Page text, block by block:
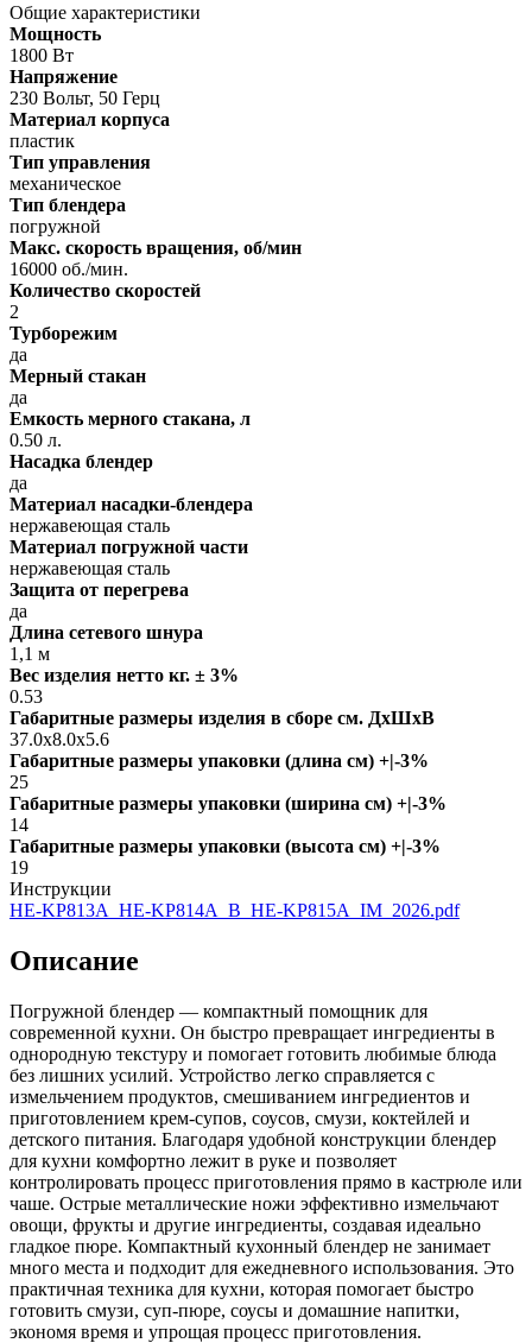
Общие характеристики
Мощность
1800 Вт
Напряжение
230 Вольт, 50 Герц
Материал корпуса
пластик
Тип управления
механическое
Тип блендера
погружной
Макс. скорость вращения, об/мин
16000 об./мин.
Количество скоростей
2
Турборежим
да
Мерный стакан
да
Емкость мерного стакана, л
0.50 л.
Насадка блендер
да
Материал насадки-блендера
нержавеющая сталь
Материал погружной части
нержавеющая сталь
Защита от перегрева
да
Длина сетевого шнура
1,1 м
Вес изделия нетто кг. ± 3%
0.53
Габаритные размеры изделия в сборе см. ДxШxВ
37.0x8.0x5.6
Габаритные размеры упаковки (длина см) +|-3%
25
Габаритные размеры упаковки (ширина см) +|-3%
14
Габаритные размеры упаковки (высота см) +|-3%
19
Инструкции
HE-KP813A_HE-KP814A_B_HE-KP815A_IM_2026.pdf
Описание
Погружной блендер — компактный помощник для
современной кухни. Он быстро превращает ингредиенты в
однородную текстуру и помогает готовить любимые блюда
без лишних усилий. Устройство легко справляется с
измельчением продуктов, смешиванием ингредиентов и
приготовлением крем-супов, соусов, смузи, коктейлей и
детского питания. Благодаря удобной конструкции блендер
для кухни комфортно лежит в руке и позволяет
контролировать процесс приготовления прямо в кастрюле или
чаше. Острые металлические ножи эффективно измельчают
овощи, фрукты и другие ингредиенты, создавая идеально
гладкое пюре. Компактный кухонный блендер не занимает
много места и подходит для ежедневного использования. Это
практичная техника для кухни, которая помогает быстро
готовить смузи, суп-пюре, соусы и домашние напитки,
экономя время и упрощая процесс приготовления.